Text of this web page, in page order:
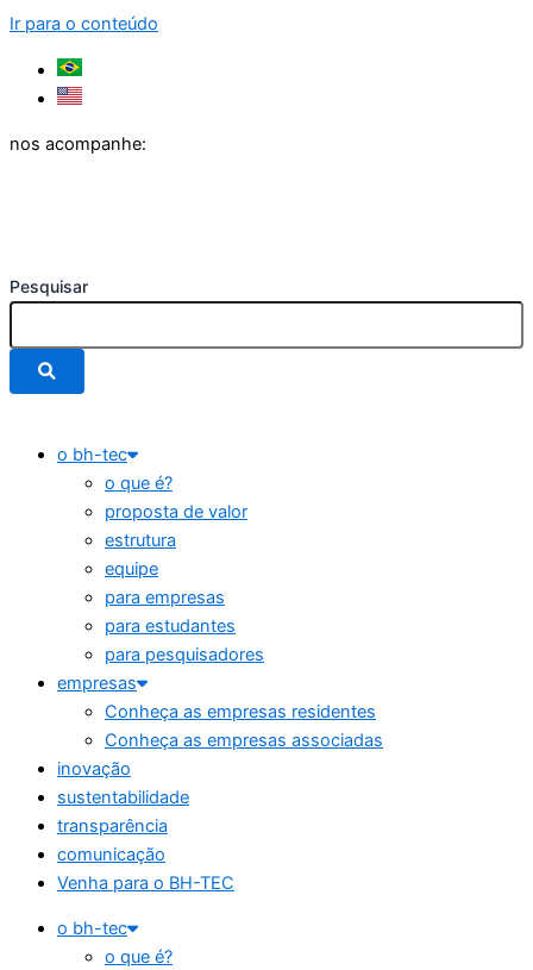
Ir para o conteúdo
nos acompanhe:
Pesquisar
o bh-tec
o que é?
proposta de valor
estrutura
equipe
para empresas
para estudantes
para pesquisadores
empresas
Conheça as empresas residentes
Conheça as empresas associadas
inovação
sustentabilidade
transparência
comunicação
Venha para o BH-TEC
o bh-tec
o que é?